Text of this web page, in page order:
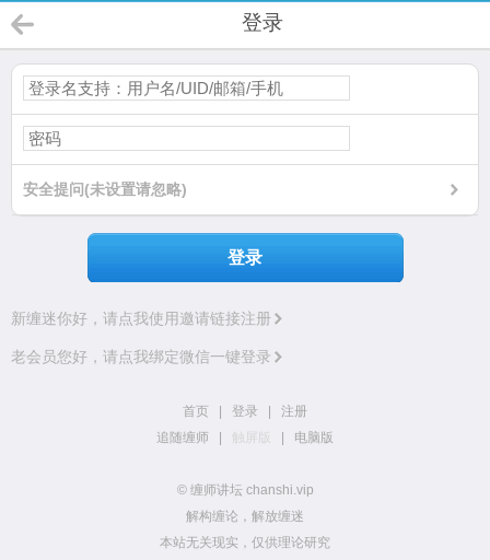
登录
安全提问(未设置请忽略)
登录
新缠迷你好，请点我使用邀请链接注册
老会员您好，请点我绑定微信一键登录
首页 登录
注册
追随缠师
触屏版 电脑版
© 缠师讲坛 chanshi.vip
解构缠论，解放缠迷
本站无关现实，仅供理论研究